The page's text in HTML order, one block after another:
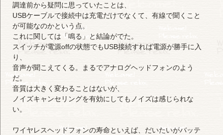
調達前から疑問に思っていたことは、
USBケーブルで接続中は充電だけでなくて、有線で聞くこと
が可能なのかという点。
これに関しては「鳴る」と結論がでた。
スイッチが電源offの状態でもUSB接続すれば電源が勝手に入
り、
音声が聞こえてくる。まるでアナログヘッドフォンのよう
だ。
音質は大きく変わることはないが、
ノイズキャンセリングを有効にしてもノイズは感じられな
い。
ワイヤレスヘッドフォンの寿命といえば、だいたいがバッテ